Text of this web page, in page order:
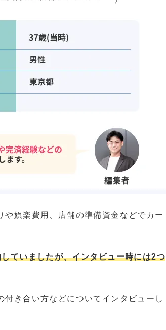
娯楽費用、店舗の準備資金などでカー
ていましたが、インタビュー時には2つ
き合い方などについてインタビューし